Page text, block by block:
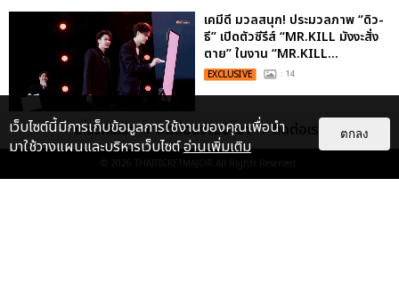
เคมีดี มวลสนุก! ประมวลภาพ “ดิว-
ธี” เปิดตัวซีรีส์ “MR.KILL มังงะสั่ง
ตาย” ในงาน “MR.KILL...
EXCLUSIVE : 14
ประมวลภาพค่ำคืนแห่งความทรงจำ
ของ ITZY และมิดจีไทย ในวันที่
หัวใจส่องสว่างไปพร้อมกัน
เกี่ยวกับเรา ติดต่อลงโฆษณา ติดต่อเรา
© 2026 THAITICKETMAJOR All Rights Reserved.
เว็บไซต์นี้มีการเก็บข้อมูลการใช้งานของคุณเพื่อนำ
มาใช้วางแผนและบริหารเว็บไซต์อ่านเพิ่มเติม
ตกลง